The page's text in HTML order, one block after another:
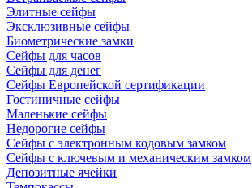
Элитные сейфы
Эксклюзивные сейфы
Биометрические замки
Сейфы для часов
Сейфы для денег
Сейфы Европейской сертификации
Гостиничные сейфы
Маленькие сейфы
Недорогие сейфы
Сейфы с электронным кодовым замком
Сейфы с ключевым и механическим замком
Депозитные ячейки